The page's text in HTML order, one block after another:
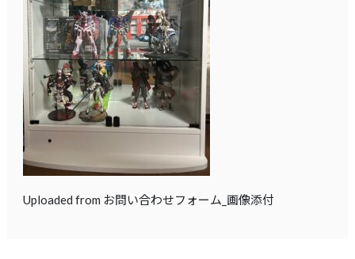
Uploaded from お問い合わせフォーム_画像添付